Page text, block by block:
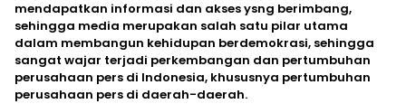
mendapatkan informasi dan akses ysng berimbang,
sehingga media merupakan salah satu pilar utama
dalam membangun kehidupan berdemokrasi, sehingga
sangat wajar terjadi perkembangan dan pertumbuhan
perusahaan pers di Indonesia, khususnya pertumbuhan
perusahaan pers di daerah-daerah.